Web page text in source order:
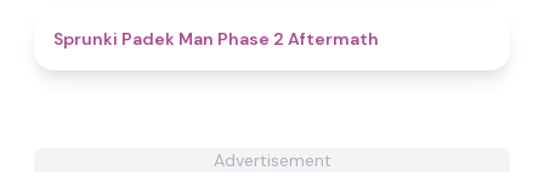
Sprunki Padek Man Phase 2 Aftermath
Advertisement